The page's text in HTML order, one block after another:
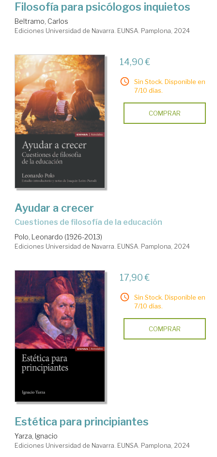
Filosofía para psicólogos inquietos
Beltramo, Carlos
Ediciones Universidad de Navarra. EUNSA. Pamplona, 2024
14,90 €
Sin Stock. Disponible en
7/10 días.
COMPRAR
Ayudar a crecer
cuestiones de filosofía de la educación
Polo, Leonardo (1926-2013)
Ediciones Universidad de Navarra. EUNSA. Pamplona, 2024
17,90 €
Sin Stock. Disponible en
7/10 días.
COMPRAR
Estética para principiantes
Yarza, Ignacio
Ediciones Universidad de Navarra. EUNSA. Pamplona, 2024